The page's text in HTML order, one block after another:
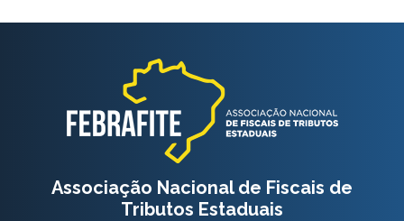
Associação Nacional de Fiscais de
Tributos Estaduais